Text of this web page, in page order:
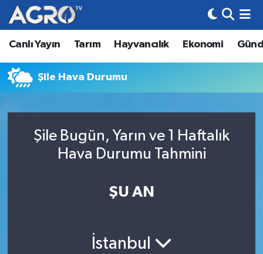
Canlı Yayın Tarım Hayvancılık Ekonomi
Şile Hava Durumu
Şile Bugün, Yarın ve 1 Haftalık
Hava Durumu Tahmini
ŞU AN
İstanbul
Hava Durumu
Trafik Durumu
Tüm Manşetler